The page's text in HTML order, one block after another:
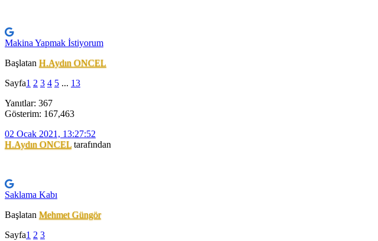
Makina Yapmak İstiyorum
Başlatan H.Aydın ONCEL
Sayfa1 2 3 4 5 ... 13
Yanıtlar: 367
Gösterim: 167,463
02 Ocak 2021, 13:27:52
H.Aydın ONCELtarafından
Saklama Kabı
Başlatan Mehmet Güngör
Sayfa1 2 3